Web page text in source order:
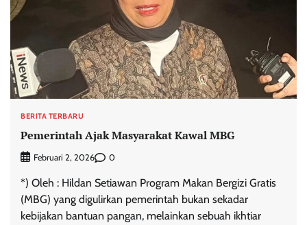
BERITA TERBARU
Pemerintah Ajak Masyarakat Kawal MBG
Februari 2, 2026 0
*) Oleh : Hildan Setiawan Program Makan Bergizi Gratis
(MBG) yang digulirkan pemerintah bukan sekadar
kebijakan bantuan pangan, melainkan sebuah ikhtiar